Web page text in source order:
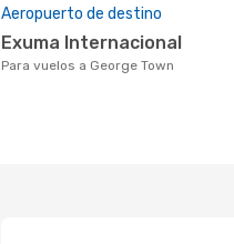
Aeropuerto de destino
Exuma Internacional
Para vuelos a George Town